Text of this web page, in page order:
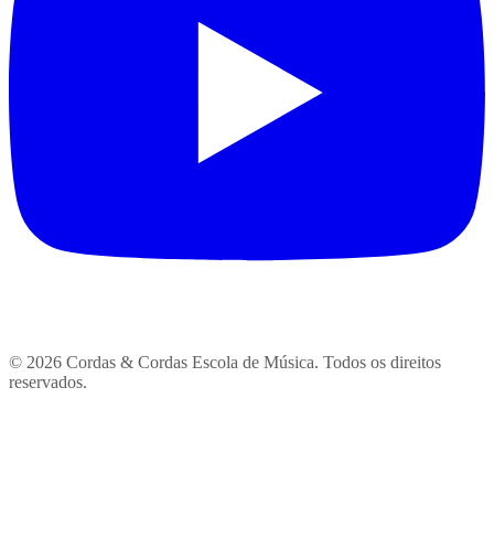
© 2026 Cordas & Cordas Escola de Música. Todos os direitos
reservados.